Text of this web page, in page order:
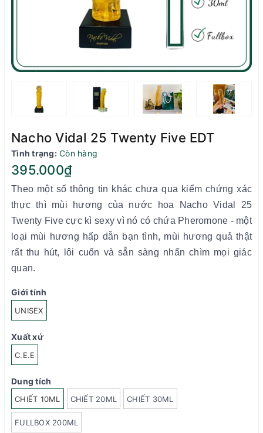
Nacho Vidal 25 Twenty Five EDT
Tình trạng: Còn hàng
395.000₫
Theo một số thông tin khác chưa qua kiểm chứng xác
thực thì mùi hương của nước hoa Nacho Vidal 25
Twenty Five cực kì sexy vì nó có chứa Pheromone - một
loại mùi hương hấp dẫn bạn tình, mùi hương quả thật
rất thu hút, lôi cuốn và sẵn sàng nhấn chìm mọi giác
quan.
Giới tính
UNISEX
Xuất xứ
C.E.E
Dung tích
CHIẾT 10ML CHIẾT 20ML CHIẾT 30ML
FULLBOX 200ML